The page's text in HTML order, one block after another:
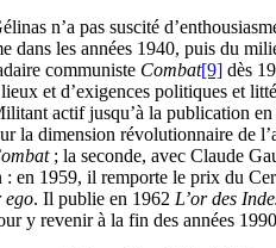
n’a pas suscité
dans les années 1940, puis du
communiste Combat[9] dès
et d’exigences politiques et
actif jusqu’à la publication
la dimension révolutionnaire de
; la seconde, avec Claude
en 1959, il remporte le prix du
ego. Il publie en 1962 L’or des
y revenir à la fin des années